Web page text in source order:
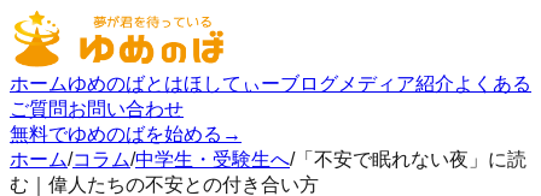
ホームゆめのばとはほしてぃーブログ メディア紹介よくある
ご質問お問い合わせ
無料でゆめのばを始める →
ホーム/コラム/中学生・受験生へ/「不安で眠れない夜」に読
む｜偉人たちの不安との付き合い方